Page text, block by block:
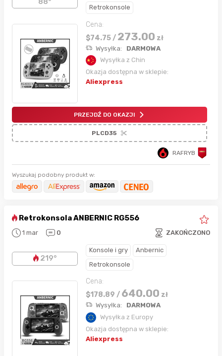
Retrokonsole
Cena:
$74.75 / 273.00 zł
Wysyłka:
DARMOWA
Wysyłka z Chin
Okazja dostępna w sklepie:
Aliexpress
PRZEJDŹ DO OKAZJI
PLCD35
RAFRYB
Wyszukaj podobny produkt w:
Retrokonsola ANBERNIC RG556
1 mar 0 ZAKOŃCZONO
219°
Konsole i gry
Anbernic
Retrokonsole
Cena:
$178.89 / 640.00 zł
Wysyłka:
DARMOWA
Wysyłka z Europy
Okazja dostępna w sklepie:
Aliexpress